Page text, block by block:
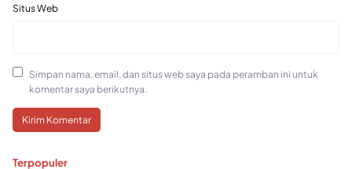
Situs Web
Simpan nama, email, dan situs web saya pada peramban ini untuk
komentar saya berikutnya.
Terpopuler